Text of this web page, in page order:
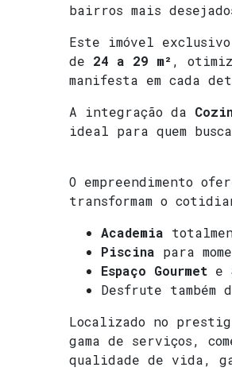
bairros mais
Este imóvel
de 24 a 29 m²,
manifesta em cada
A integração da
ideal para quem
O empreendimento
transformam o
Academia
Piscina para
Espaço Gourmet e
Desfrute também
Localizado no
gama de serviços,
qualidade de vida,